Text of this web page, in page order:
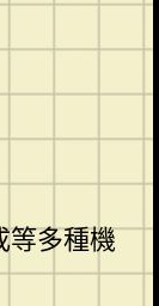
等多種機